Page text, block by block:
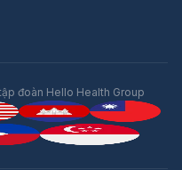
đoàn Hello Health Group